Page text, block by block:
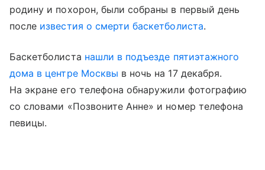
родину и похорон, были собраны в первый день
после известия о смерти баскетболиста.
Баскетболиста нашли в подъезде пятиэтажного
дома в центре Москвы в ночь на 17 декабря.
На экране его телефона обнаружили фотографию
со словами «Позвоните Анне» и номер телефона
певицы.